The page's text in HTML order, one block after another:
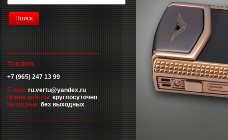
Vertu Constellation Touch
Телефон:
+7 (965) 247 13 99
E-mail: ru.vertu@yandex.ru
Время работы: круглосуточно
Выходные: без выходных